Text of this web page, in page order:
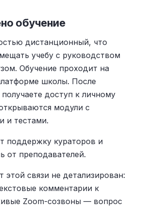
обучение
дистанционный, что
учебу с руководством
Обучение проходит на
школы. После
доступ к личному
модули с
и тестами.
поддержку кураторов и
от преподавателей.
этой связи не детализирован:
комментарии к
Zoom-созвоны — вопрос